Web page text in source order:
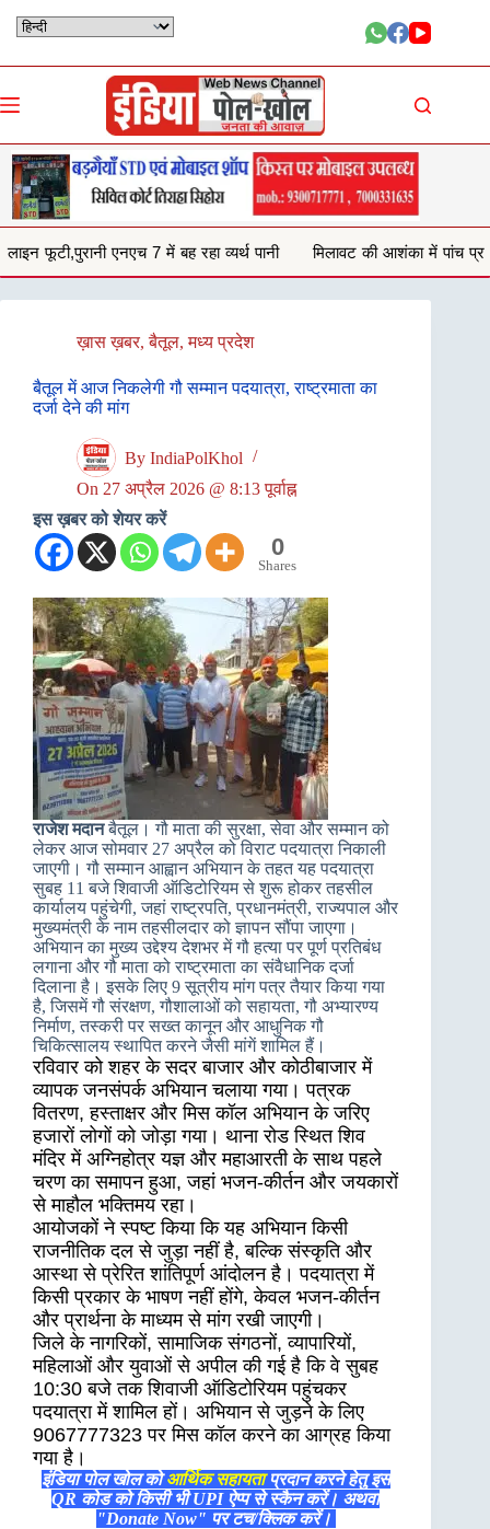
रहा व्यर्थ पानी मिलावट की आशंका में पांच प्रतिष्ठानों से जब्त किया 132
ख़ास ख़बर,बैतूल,मध्य प्रदेश
बैतूल में आज निकलेगी गौ सम्मान पदयात्रा, राष्ट्रमाता का
दर्जा देने की मांग
By IndiaPolKhol
On 27 अप्रैल 2026 @ 8:13 पूर्वाह्न
इस ख़बर को शेयर करें
0
Shares
राजेश मदानबैतूल। गौ माता की सुरक्षा, सेवा और सम्मान को
लेकर आज सोमवार 27 अप्रैल को विराट पदयात्रा निकाली
जाएगी। गौ सम्मान आह्वान अभियान के तहत यह पदयात्रा
सुबह 11 बजे शिवाजी ऑडिटोरियम से शुरू होकर तहसील
कार्यालय पहुंचेगी, जहां राष्ट्रपति, प्रधानमंत्री, राज्यपाल और
मुख्यमंत्री के नाम तहसीलदार को ज्ञापन सौंपा जाएगा।
अभियान का मुख्य उद्देश्य देशभर में गौ हत्या पर पूर्ण प्रतिबंध
लगाना और गौ माता को राष्ट्रमाता का संवैधानिक दर्जा
दिलाना है। इसके लिए 9 सूत्रीय मांग पत्र तैयार किया गया
है, जिसमें गौ संरक्षण, गौशालाओं को सहायता, गौ अभ्यारण्य
निर्माण, तस्करी पर सख्त कानून और आधुनिक गौ
चिकित्सालय स्थापित करने जैसी मांगें शामिल हैं।
रविवार को शहर के सदर बाजार और कोठीबाजार में
व्यापक जनसंपर्क अभियान चलाया गया। पत्रक
वितरण, हस्ताक्षर और मिस कॉल अभियान के जरिए
हजारों लोगों को जोड़ा गया। थाना रोड स्थित शिव
मंदिर में अग्निहोत्र यज्ञ और महाआरती के साथ पहले
चरण का समापन हुआ, जहां भजन-कीर्तन और जयकारों
से माहौल भक्तिमय रहा।
आयोजकों ने स्पष्ट किया कि यह अभियान किसी
राजनीतिक दल से जुड़ा नहीं है, बल्कि संस्कृति और
आस्था से प्रेरित शांतिपूर्ण आंदोलन है। पदयात्रा में
किसी प्रकार के भाषण नहीं होंगे, केवल भजन-कीर्तन
और प्रार्थना के माध्यम से मांग रखी जाएगी।
जिले के नागरिकों, सामाजिक संगठनों, व्यापारियों,
महिलाओं और युवाओं से अपील की गई है कि वे सुबह
10:30 बजे तक शिवाजी ऑडिटोरियम पहुंचकर
पदयात्रा में शामिल हों। अभियान से जुड़ने के लिए
9067777323 पर मिस कॉल करने का आग्रह किया
गया है।
इंडिया पोल खोल कोआर्थिक सहायताप्रदान करने हेतु इस
QR कोड को किसी भी UPI ऐप्प से स्कैन करें। अथवा
"Donate Now" पर टच/क्लिक करें।